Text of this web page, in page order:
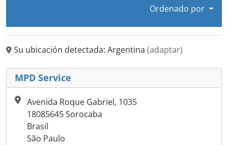
Ordenado por
Su ubicación detectada: Argentina (adaptar)
MPD Service
Avenida Roque Gabriel, 1035
18085645 Sorocaba
Brasil
São Paulo